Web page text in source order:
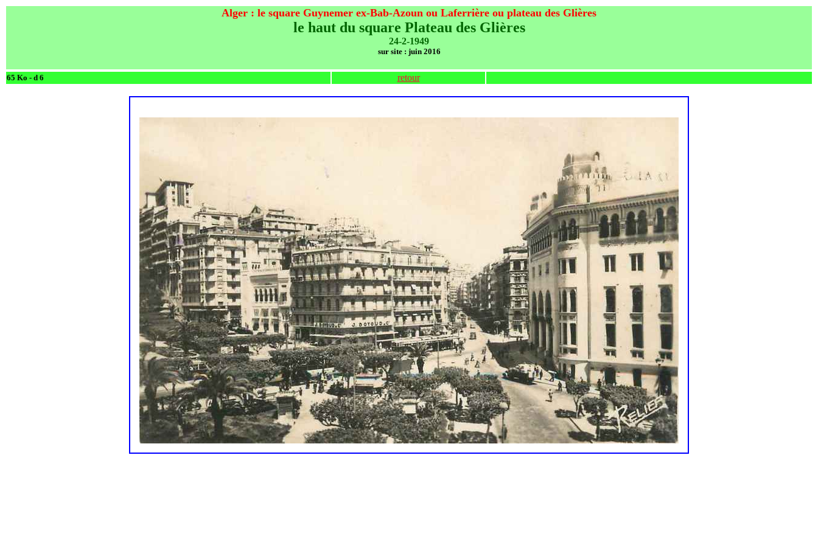
Alger : le square Guynemer ex-Bab-Azoun ou Laferrière ou plateau des Glières
le haut du square Plateau des Glières
24-2-1949
sur site : juin 2016
65 Ko - d 6 retour